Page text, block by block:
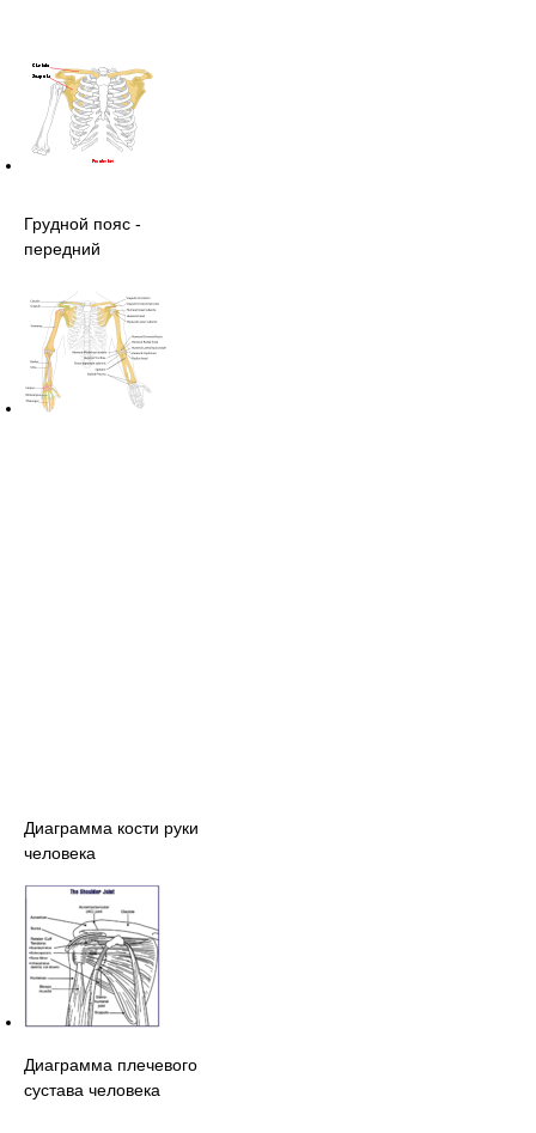
Грудной пояс -
передний
Диаграмма кости руки
человека
Диаграмма плечевого
сустава человека